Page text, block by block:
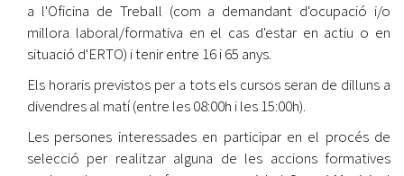
a l'Oficina de Treball (com a demandant d'ocupació i/o
millora laboral/formativa en el cas d'estar en actiu o en
situació d'ERTO) i tenir entre 16 i 65 anys.
Els horaris previstos per a tots els cursos seran de dilluns a
divendres al matí (entre les 08:00h i les 15:00h).
Les persones interessades en participar en el procés de
selecció per realitzar alguna de les accions formatives